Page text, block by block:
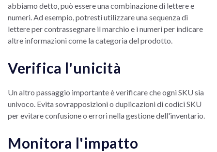
abbiamo detto, può essere una combinazione di lettere e
numeri. Ad esempio, potresti utilizzare una sequenza di
lettere per contrassegnare il marchio e i numeri per indicare
altre informazioni come la categoria del prodotto.
Verifica l'unicità
Un altro passaggio importante è verificare che ogni SKU sia
univoco. Evita sovrapposizioni o duplicazioni di codici SKU
per evitare confusione o errori nella gestione dell'inventario.
Monitora l'impatto